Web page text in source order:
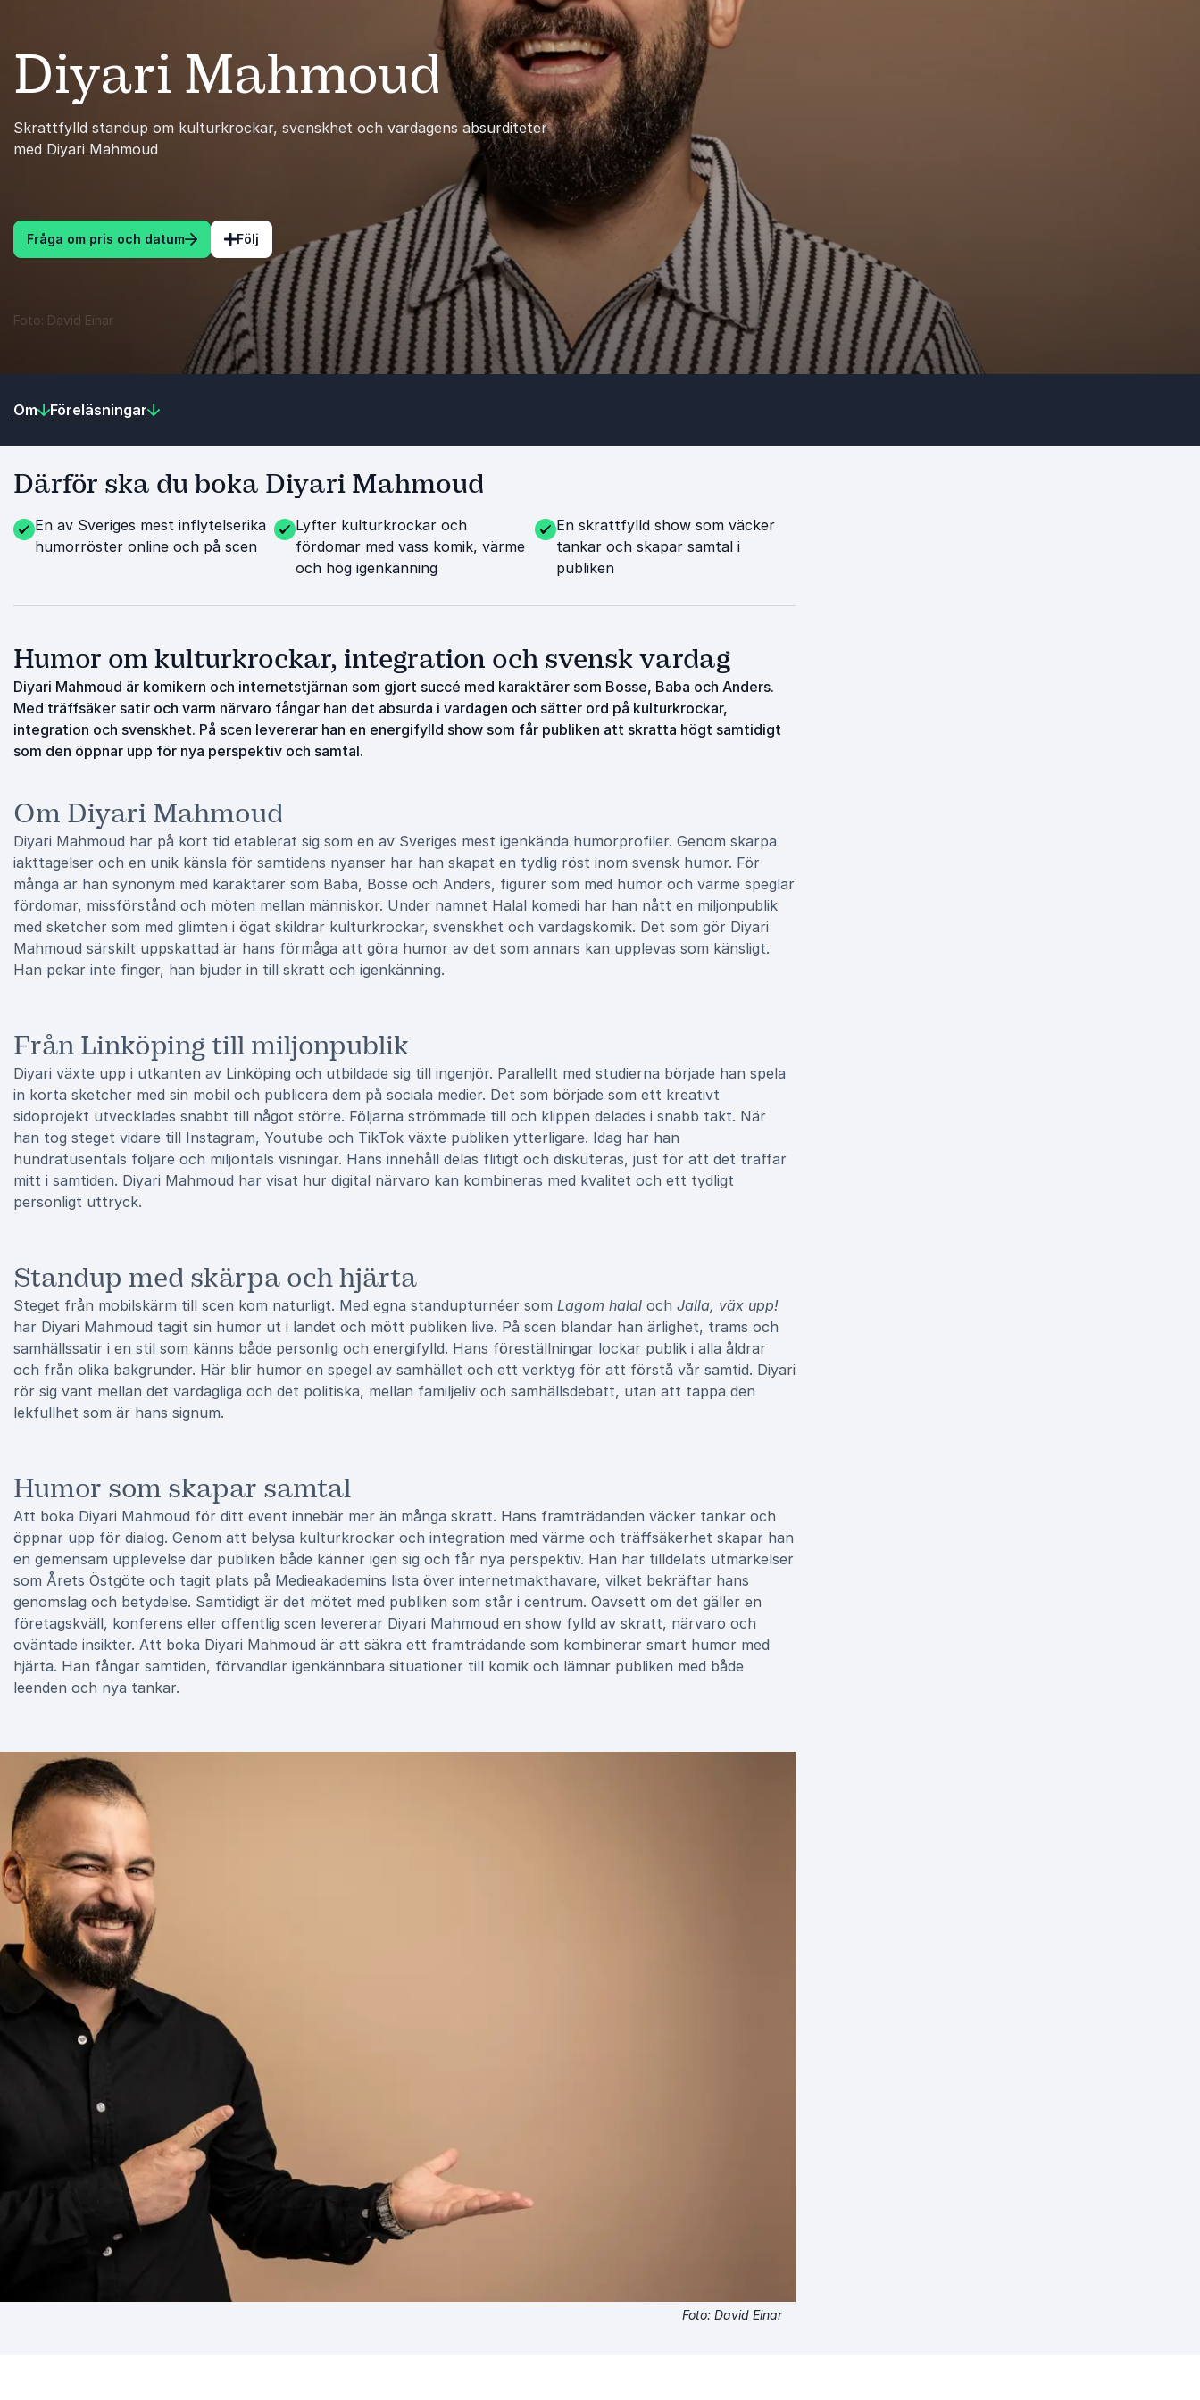
Diyari Mahmoud
Skrattfylld standup om kulturkrockar, svenskhet och vardagens absurditeter
med Diyari Mahmoud
Fråga om pris och datum Följ
Foto: David Einar 031 38 37 000
Om Föreläsningar
Därför ska du boka Diyari Mahmoud
En av Sveriges mest inflytelserika
humorröster online och på scen
Lyfter kulturkrockar och
fördomar med vass komik, värme
och hög igenkänning
En skrattfylld show som väcker
tankar och skapar samtal i
publiken
Humor om kulturkrockar, integration och svensk vardag
Diyari Mahmoud är komikern och internetstjärnan som gjort succé med karaktärer som Bosse, Baba och Anders.
Med träffsäker satir och varm närvaro fångar han det absurda i vardagen och sätter ord på kulturkrockar,
integration och svenskhet. På scen levererar han en energifylld show som får publiken att skratta högt samtidigt
som den öppnar upp för nya perspektiv och samtal.
Om Diyari Mahmoud
Diyari Mahmoud har på kort tid etablerat sig som en av Sveriges mest igenkända humorprofiler. Genom skarpa
iakttagelser och en unik känsla för samtidens nyanser har han skapat en tydlig röst inom svensk humor. För
många är han synonym med karaktärer som Baba, Bosse och Anders, figurer som med humor och värme speglar
fördomar, missförstånd och möten mellan människor. Under namnet Halal komedi har han nått en miljonpublik
med sketcher som med glimten i ögat skildrar kulturkrockar, svenskhet och vardagskomik. Det som gör Diyari
Mahmoud särskilt uppskattad är hans förmåga att göra humor av det som annars kan upplevas som känsligt.
Han pekar inte finger, han bjuder in till skratt och igenkänning.
Från Linköping till miljonpublik
Diyari växte upp i utkanten av Linköping och utbildade sig till ingenjör. Parallellt med studierna började han spela
in korta sketcher med sin mobil och publicera dem på sociala medier. Det som började som ett kreativt
sidoprojekt utvecklades snabbt till något större. Följarna strömmade till och klippen delades i snabb takt. När
han tog steget vidare till Instagram, Youtube och TikTok växte publiken ytterligare. Idag har han
hundratusentals följare och miljontals visningar. Hans innehåll delas flitigt och diskuteras, just för att det träffar
mitt i samtiden. Diyari Mahmoud har visat hur digital närvaro kan kombineras med kvalitet och ett tydligt
personligt uttryck.
Standup med skärpa och hjärta
Steget från mobilskärm till scen kom naturligt. Med egna standupturnéer som Lagom halal och Jalla, väx upp!
har Diyari Mahmoud tagit sin humor ut i landet och mött publiken live. På scen blandar han ärlighet, trams och
samhällssatir i en stil som känns både personlig och energifylld. Hans föreställningar lockar publik i alla åldrar
och från olika bakgrunder. Här blir humor en spegel av samhället och ett verktyg för att förstå vår samtid. Diyari
rör sig vant mellan det vardagliga och det politiska, mellan familjeliv och samhällsdebatt, utan att tappa den
lekfullhet som är hans signum.
Humor som skapar samtal
Att boka Diyari Mahmoud för ditt event innebär mer än många skratt. Hans framträdanden väcker tankar och
öppnar upp för dialog. Genom att belysa kulturkrockar och integration med värme och träffsäkerhet skapar han
en gemensam upplevelse där publiken både känner igen sig och får nya perspektiv. Han har tilldelats utmärkelser
som Årets Östgöte och tagit plats på Medieakademins lista över internetmakthavare, vilket bekräftar hans
genomslag och betydelse. Samtidigt är det mötet med publiken som står i centrum. Oavsett om det gäller en
företagskväll, konferens eller offentlig scen levererar Diyari Mahmoud en show fylld av skratt, närvaro och
oväntade insikter. Att boka Diyari Mahmoud är att säkra ett framträdande som kombinerar smart humor med
hjärta. Han fångar samtiden, förvandlar igenkännbara situationer till komik och lämnar publiken med både
leenden och nya tankar.
Foto: David Einar